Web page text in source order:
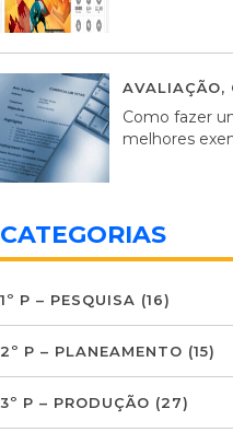
AVALIAÇÃO,
Como fazer
melhores
CATEGORIAS
1º P – PESQUISA (16)
2º P – PLANEAMENTO (15)
3º P – PRODUÇÃO (27)